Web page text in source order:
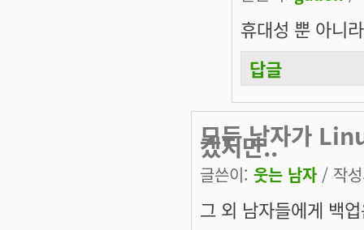
휴대성 뿐 아니
답글
모든 남자가
겠지만..
글쓴이: 웃는 남자 / 작
그 외 남자들에게 백